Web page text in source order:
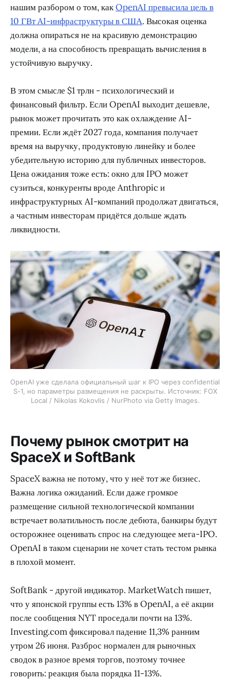
нашим разбором о том, какOpenAI превысила цель в
10 ГВт AI-инфраструктуры в США. Высокая оценка
должна опираться не на красивую демонстрацию
модели, а на способность превращать вычисления в
устойчивую выручку.
В этом смысле $1 трлн - психологический и
финансовый фильтр. Если OpenAI выходит дешевле,
рынок может прочитать это как охлаждение AI-
премии. Если ждёт 2027 года, компания получает
время на выручку, продуктовую линейку и более
убедительную историю для публичных инвесторов.
Цена ожидания тоже есть: окно для IPO может
сузиться, конкуренты вроде Anthropic и
инфраструктурных AI-компаний продолжат двигаться,
а частным инвесторам придётся дольше ждать
ликвидности.
OpenAI уже сделала официальный шаг к IPO через confidential
S-1, но параметры размещения не раскрыты. Источник: FOX
Local / Nikolas Kokovlis / NurPhoto via Getty Images.
Почему рынок смотрит на
SpaceX и SoftBank
SpaceX важна не потому, что у неё тот же бизнес.
Важна логика ожиданий. Если даже громкое
размещение сильной технологической компании
встречает волатильность после дебюта, банкиры будут
осторожнее оценивать спрос на следующее мега-IPO.
OpenAI в таком сценарии не хочет стать тестом рынка
в плохой момент.
SoftBank - другой индикатор. MarketWatch пишет,
что у японской группы есть 13% в OpenAI, а её акции
после сообщения NYT проседали почти на 13%.
Investing.com фиксировал падение 11,3% ранним
утром 26 июня. Разброс нормален для рыночных
сводок в разное время торгов, поэтому точнее
говорить: реакция была порядка 11-13%.